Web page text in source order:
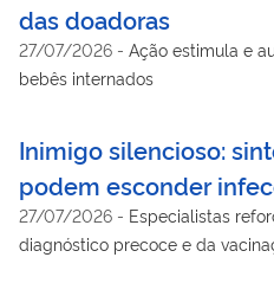
das doadoras
27/07/2026 - Ação estimula e
bebês internados
Inimigo silencioso:
podem esconder
27/07/2026 - Especialistas
diagnóstico precoce e da